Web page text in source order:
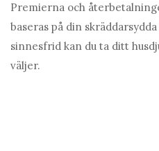
Premierna och
baseras på din
sinnesfrid kan du ta ditt
väljer.